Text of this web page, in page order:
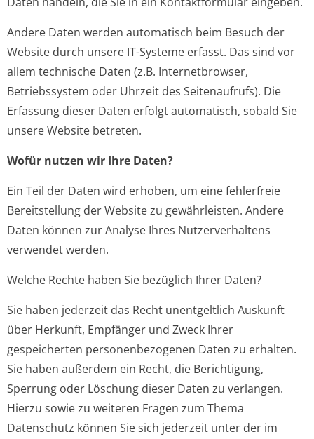
Andere Daten werden automatisch beim Besuch der
Website durch unsere IT-Systeme erfasst. Das sind vor
allem technische Daten (z.B. Internetbrowser,
Betriebssystem oder Uhrzeit des Seitenaufrufs). Die
Erfassung dieser Daten erfolgt automatisch, sobald Sie
unsere Website betreten.
Wofür nutzen wir Ihre Daten?
Ein Teil der Daten wird erhoben, um eine fehlerfreie
Bereitstellung der Website zu gewährleisten. Andere
Daten können zur Analyse Ihres Nutzerverhaltens
verwendet werden.
Welche Rechte haben Sie bezüglich Ihrer Daten?
Sie haben jederzeit das Recht unentgeltlich Auskunft
über Herkunft, Empfänger und Zweck Ihrer
gespeicherten personenbezogenen Daten zu erhalten.
Sie haben außerdem ein Recht, die Berichtigung,
Sperrung oder Löschung dieser Daten zu verlangen.
Hierzu sowie zu weiteren Fragen zum Thema
Datenschutz können Sie sich jederzeit unter der im